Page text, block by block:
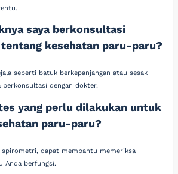
saya berkonsultasi
kesehatan paru-paru?
seperti batuk berkepanjangan atau sesak
berkonsultasi dengan dokter.
yang perlu dilakukan untuk
paru-paru?
spirometri, dapat membantu memeriksa
Anda berfungsi.